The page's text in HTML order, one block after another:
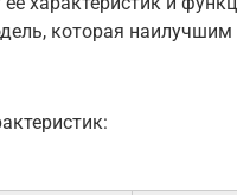
которая